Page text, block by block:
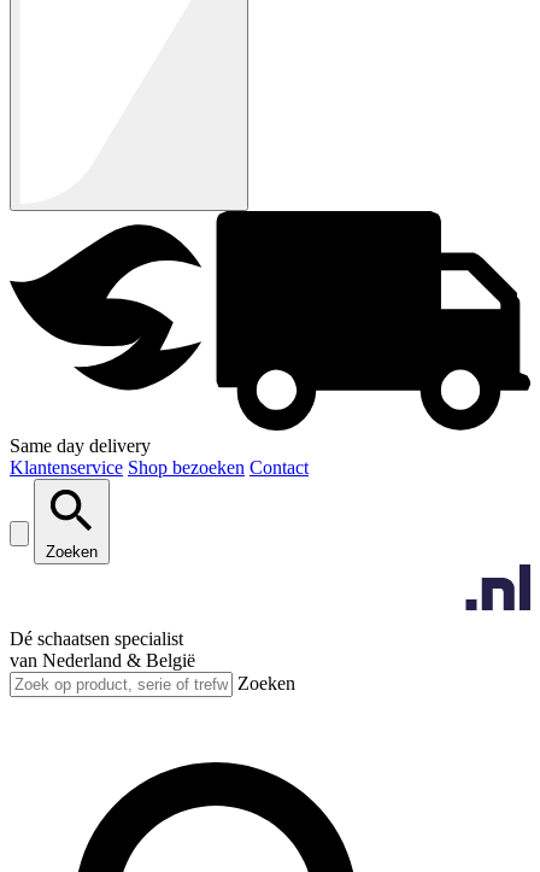
Same day delivery
Klantenservice Shop bezoeken Contact
Zoeken
Dé schaatsen specialist
van Nederland & België
Zoeken